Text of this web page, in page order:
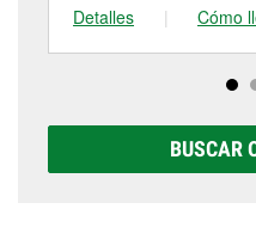
Detalles
| Cómo
BUSCAR